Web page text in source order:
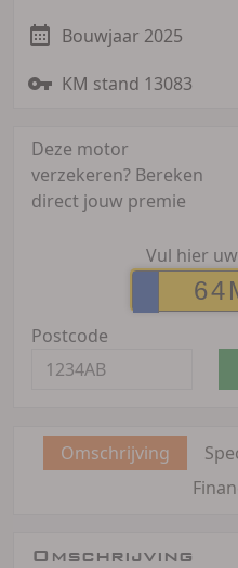
Bouwjaar 2025
KM stand 13083
Deze motor
verzekeren? Bereken
direct jouw premie
Vul hier
Postcode
Omschrijving
Omschrijving